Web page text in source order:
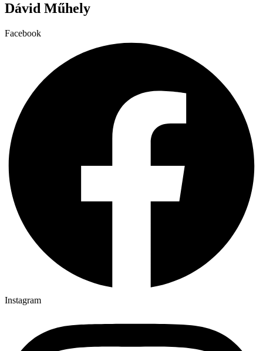
Dávid Műhely
Facebook
Instagram